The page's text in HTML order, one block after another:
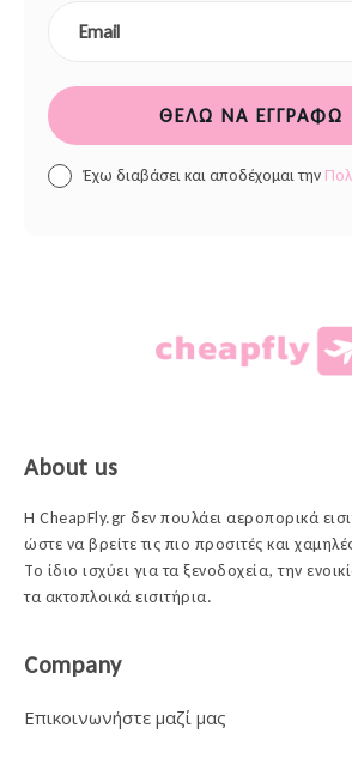
ΘΈΛΩ ΝΑ ΕΓΓΡΑΦΏ
Έχω διαβάσει και αποδέχομαι την
About us
Η CheapFly.gr δεν πουλάει αεροπορικά
ώστε να βρείτε τις πιο προσιτές και
Το ίδιο ισχύει για τα ξενοδοχεία, την
τα ακτοπλοικά εισιτήρια.
Company
Επικοινωνήστε μαζί μας